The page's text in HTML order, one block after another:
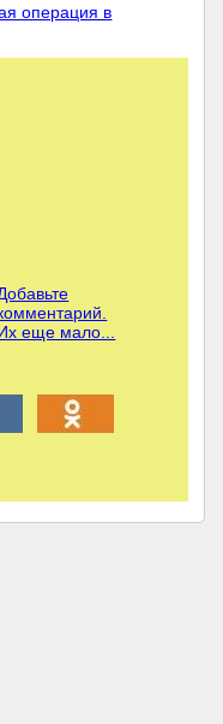
операция в
еще мало...